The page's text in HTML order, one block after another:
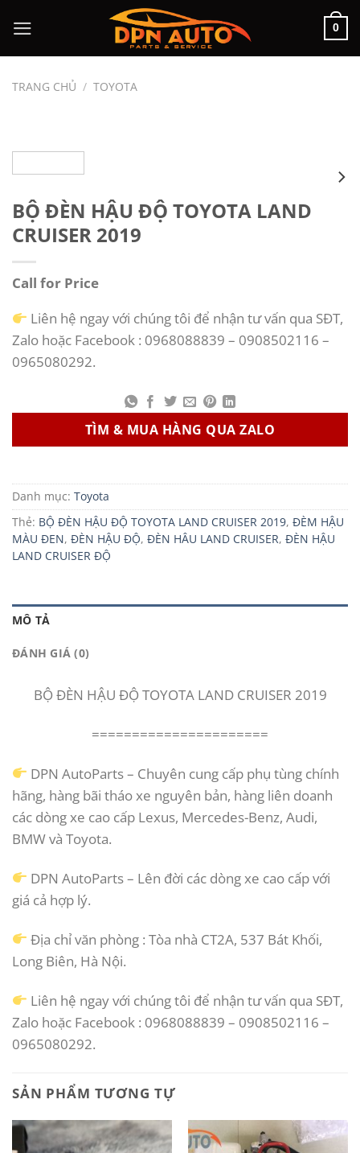
đến
nội
0
TRANG CHỦ / TOYOTA
BỘ ĐÈN HẬU ĐỘ TOYOTA LAND
CRUISER 2019
Call for Price
Liên hệ ngay với chúng tôi để nhận tư vấn qua SĐT,
Zalo hoặc Facebook : 0968088839 – 0908502116 –
0965080292.
TÌM & MUA HÀNG QUA ZALO
Danh mục: Toyota
Thẻ: BỘ ĐÈN HẬU ĐỘ TOYOTA LAND CRUISER 2019, ĐÈM HẬU
MÀU ĐEN, ĐÈN HẬU ĐỘ, ĐÈN HÂU LAND CRUISER, ĐÈN HẬU
LAND CRUISER ĐỘ
MÔ TẢ
ĐÁNH GIÁ (0)
BỘ ĐÈN HẬU ĐỘ TOYOTA LAND CRUISER 2019
======================
DPN AutoParts – Chuyên cung cấp phụ tùng chính
hãng, hàng bãi tháo xe nguyên bản, hàng liên doanh
các dòng xe cao cấp Lexus, Mercedes-Benz, Audi,
BMW và Toyota.
DPN AutoParts – Lên đời các dòng xe cao cấp với
giá cả hợp lý.
Địa chỉ văn phòng : Tòa nhà CT2A, 537 Bát Khối,
Long Biên, Hà Nội.
Liên hệ ngay với chúng tôi để nhận tư vấn qua SĐT,
Zalo hoặc Facebook : 0968088839 – 0908502116 –
0965080292.
SẢN PHẨM TƯƠNG TỰ